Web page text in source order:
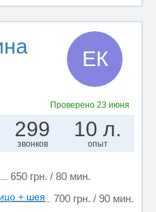
ЕК
Проверено 23 июня
299
звонков
10 л.
опыт
650 грн. / 80 мин.
+ шея
700 грн. / 90 мин.